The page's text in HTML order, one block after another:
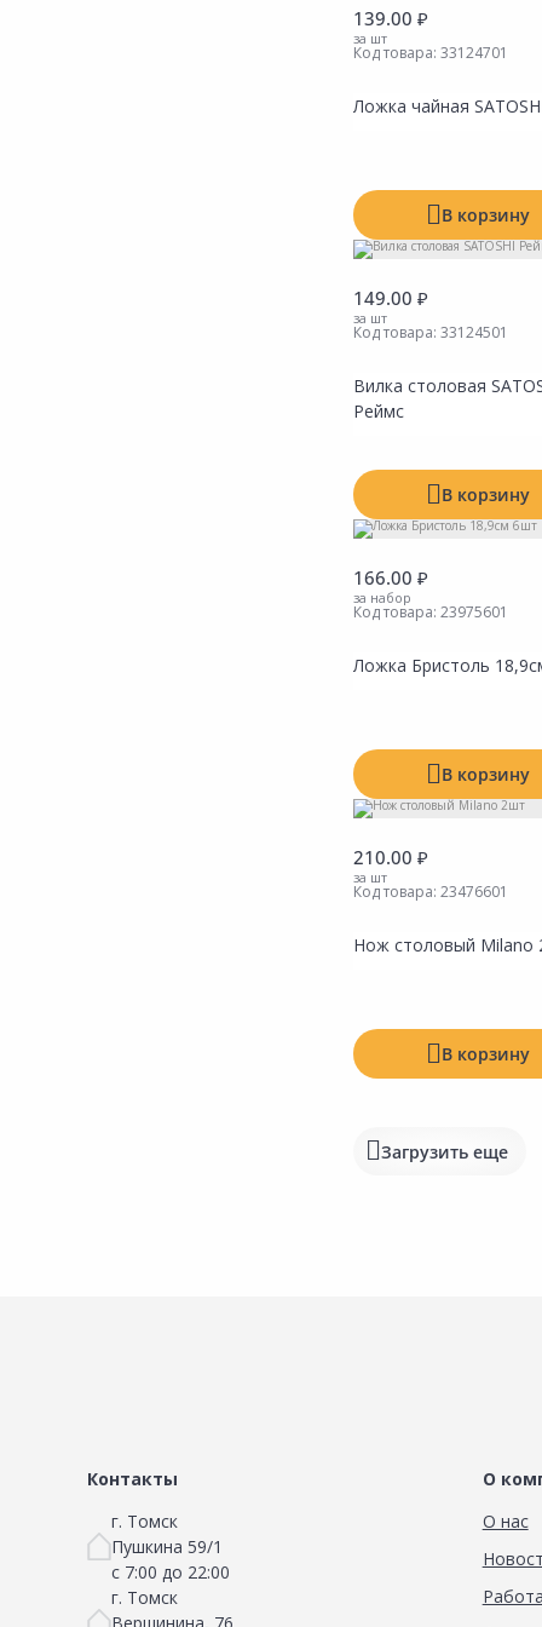
139.00 ₽
за шт
Код товара: 33124701
Ложка чайная
В корзину
149.00 ₽
за шт
Код товара: 33124501
Вилка столовая
Реймс
В корзину
166.00 ₽
за набор
Код товара: 23975601
Ложка Бристоль
В корзину
210.00 ₽
за шт
Код товара: 23476601
Нож столовый Milano
В корзину
Загрузить еще
Контакты
г. Томск
Пушкина 59/1
с 7:00 до 22:00
г. Томск
О
О нас